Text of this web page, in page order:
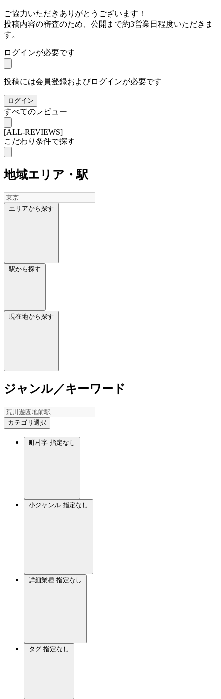
ご協力いただきありがとうございます！
投稿内容の審査のため、公開まで約3営業日程度いただきま
す。
ログインが必要です
投稿には会員登録およびログインが必要です
ログイン
すべてのレビュー
[ALL-REVIEWS]
こだわり条件で探す
地域エリア・駅
エリアから探す
駅から探す
現在地から探す
ジャンル／キーワード
カテゴリ選択
町村字 指定なし
小ジャンル 指定なし
詳細業種 指定なし
タグ 指定なし